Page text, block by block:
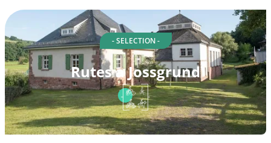
- SELECTION -
Rutes a Jossgrund